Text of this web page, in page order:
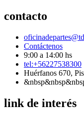
contacto
Contáctenos
9:00 a 14:00 hs
tel:+56227538300
Huérfanos 670,
link de interés